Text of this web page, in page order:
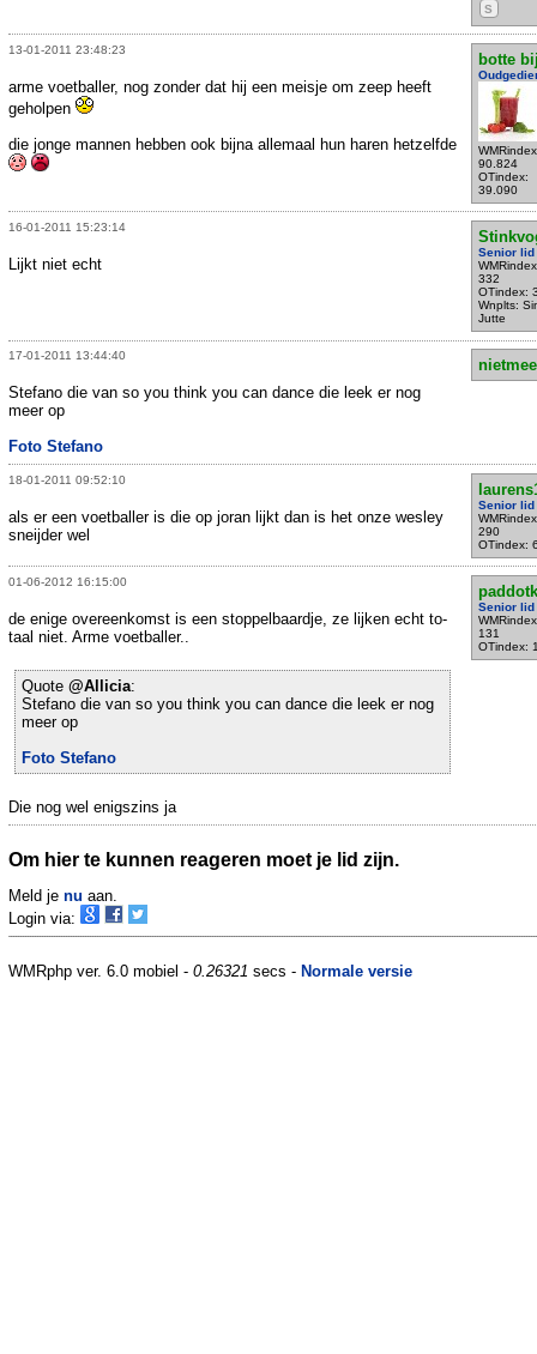
S
13-01-2011 23:48:23
botte
90.824
OTindex:
39.090
arme voetballer, nog zonder dat hij een meisje om zeep heeft
geholpen
die jonge mannen hebben ook bijna allemaal hun haren hetzelfde
16-01-2011 15:23:14
Senior lid
332
OTindex:
Wnplts:
Jutte
Lijkt niet echt
17-01-2011 13:44:40
Stefano die van so you think you can dance die leek er nog
meer op
Foto Stefano
18-01-2011 09:52:10
Senior lid
290
OTindex:
als er een voetballer is die op joran lijkt dan is het onze wesley
sneijder wel
01-06-2012 16:15:00
paddotk
Senior lid
131
OTindex:
de enige overeenkomst is een stoppelbaardje, ze lijken echt to-
taal niet. Arme voetballer..
Quote @Allicia:
Stefano die van so you think you can dance die leek er nog
meer op
Foto Stefano
Die nog wel enigszins ja
Om hier te kunnen reageren moet je lid zijn.
Meld je nu aan.
Login via:
WMRphp ver. 6.0 mobiel - 0.26321 secs - Normale versie